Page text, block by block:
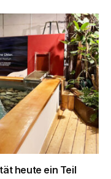
heute ein Teil